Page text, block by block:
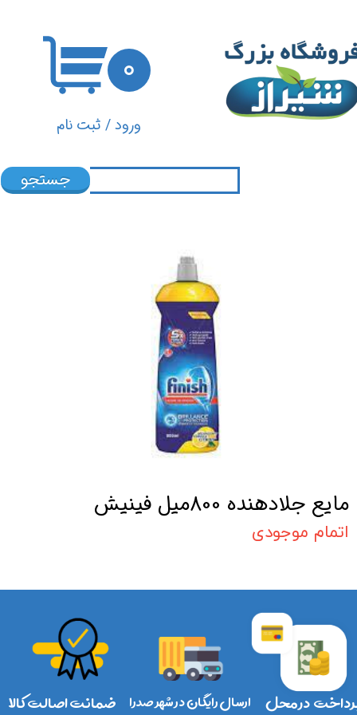
ورود/ ثبت نام
تغییر گذر واژه
سفارشات
۰
جستجو
مایع جلادهنده 800میل فینیش
اتمام موجودی
ارسال رایگان در شهر صدرا در محل ضمانت اصالت کالا